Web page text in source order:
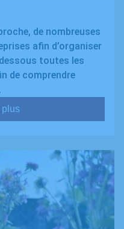
de nombreuses
afin d’organiser
toutes les
de comprendre
plus